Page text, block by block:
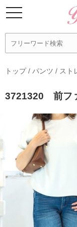
トップ/ パンツ / スト
3721320 前フ